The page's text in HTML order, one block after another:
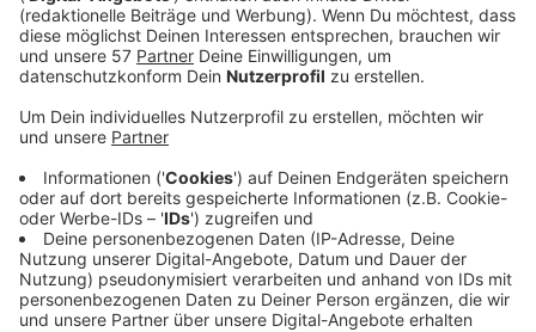
"Rather Be" mit Jess Glynne, "Rockabye" mit Anne-
Marie und Sean Paul oder auch "Solo" mit Demi
Lovato - Es ist schon auffällig, wie oft hier tolle
Bandit treffen. Auch "Tick Tock" ist hier keine
Ausnahme. Wir freuen uns schon auf das neue Album
(Nr.3), das dieses Jahr kommen soll.
Anzeige